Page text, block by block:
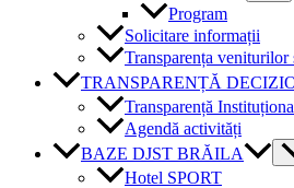
Program
Solicitare informații
Transparența veniturilor
TRANSPARENȚĂ
Transparență
Agendă activități
BAZE DJST BRĂILA
Hotel SPORT